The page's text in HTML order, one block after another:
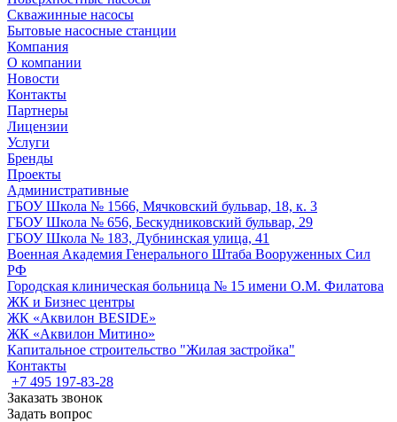
Скважинные насосы
Бытовые насосные станции
Компания
О компании
Новости
Контакты
Партнеры
Лицензии
Услуги
Бренды
Проекты
Административные
ГБОУ Школа № 1566, Мячковский бульвар, 18, к. 3
ГБОУ Школа № 656, Бескудниковский бульвар, 29
ГБОУ Школа № 183, Дубнинская улица, 41
Военная Академия Генерального Штаба Вооруженных Сил
РФ
Городская клиническая больница № 15 имени О.М. Филатова
ЖК и Бизнес центры
ЖК «Аквилон BESIDE»
ЖК «Аквилон Митино»
Капитальное строительство "Жилая застройка"
Контакты
+7 495 197-83-28
Заказать звонок
Задать вопрос